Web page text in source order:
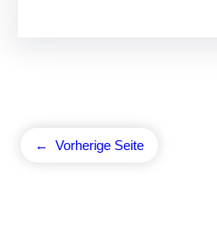
← Vorherige Seite